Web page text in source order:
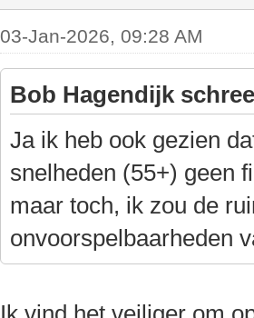
03-Jan-2026, 09:28 AM
Bob Hagendijk
Ja ik heb ook gezien
snelheden (55+) geen
maar toch, ik zou de
onvoorspelbaarheden